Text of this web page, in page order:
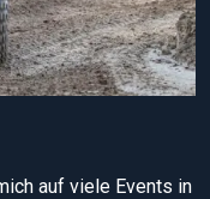
auf viele Events in